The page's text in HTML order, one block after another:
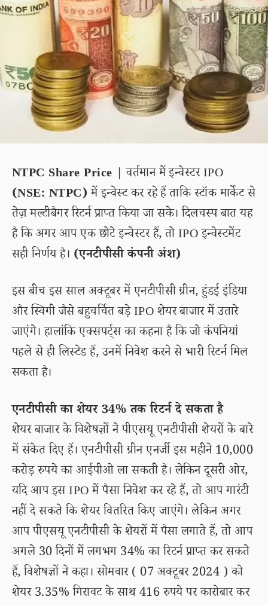
NTPC Share Price | वर्तमान में इन्वेस्टर IPO
(NSE: NTPC)में इन्वेस्ट कर रहे हैं ताकि स्टॉक मार्केट से
तेज़ मल्टीबैगर रिटर्न प्राप्त किया जा सके। दिलचस्प बात यह
है कि अगर आप एक छोटे इन्वेस्टर हैं, तो IPO इन्वेस्टमेंट
सही निर्णय है। (एनटीपीसी कंपनी अंश)
इस बीच इस साल अक्टूबर में एनटीपीसी ग्रीन, हुंडई इंडिया
और स्विगी जैसे बहुचर्चित बड़े IPO शेयर बाजार में उतारे
जाएंगे। हालांकि एक्सपर्ट्स का कहना है कि जो कंपनियां
पहले से ही लिस्टेड हैं, उनमें निवेश करने से भारी रिटर्न मिल
सकता है।
एनटीपीसी का शेयर 34% तक रिटर्न दे सकता है
शेयर बाजार के विशेषज्ञों ने पीएसयू एनटीपीसी शेयरों के बारे
में संकेत दिए हैं। एनटीपीसी ग्रीन एनर्जी इस महीने 10,000
करोड़ रुपये का आईपीओ ला सकती है। लेकिन दूसरी ओर,
यदि आप इस IPO में पैसा निवेश कर रहे हैं, तो आप गारंटी
नहीं दे सकते कि शेयर वितरित किए जाएंगे। लेकिन अगर
आप पीएसयू एनटीपीसी के शेयरों में पैसा लगाते हैं, तो आप
अगले 30 दिनों में लगभग 34% का रिटर्न प्राप्त कर सकते
हैं, विशेषज्ञों ने कहा। सोमवार ( 07 अक्टूबर 2024 ) को
शेयर 3.35% गिरावट के साथ 416 रुपये पर कारोबार कर